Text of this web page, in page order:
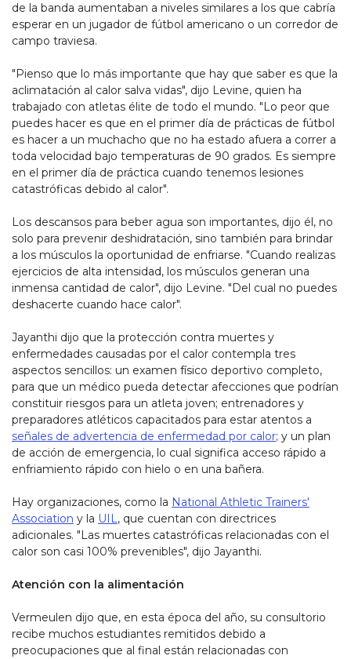
de la banda aumentaban a niveles similares a los que cabría
esperar en un jugador de fútbol americano o un corredor de
campo traviesa.
"Pienso que lo más importante que hay que saber es que la
aclimatación al calor salva vidas", dijo Levine, quien ha
trabajado con atletas élite de todo el mundo. "Lo peor que
puedes hacer es que en el primer día de prácticas de fútbol
es hacer a un muchacho que no ha estado afuera a correr a
toda velocidad bajo temperaturas de 90 grados. Es siempre
en el primer día de práctica cuando tenemos lesiones
catastróficas debido al calor".
Los descansos para beber agua son importantes, dijo él, no
solo para prevenir deshidratación, sino también para brindar
a los músculos la oportunidad de enfriarse. "Cuando realizas
ejercicios de alta intensidad, los músculos generan una
inmensa cantidad de calor", dijo Levine. "Del cual no puedes
deshacerte cuando hace calor".
Jayanthi dijo que la protección contra muertes y
enfermedades causadas por el calor contempla tres
aspectos sencillos: un examen físico deportivo completo,
para que un médico pueda detectar afecciones que podrían
constituir riesgos para un atleta joven; entrenadores y
preparadores atléticos capacitados para estar atentos a
señales de advertencia de enfermedad por calor; y un plan
de acción de emergencia, lo cual significa acceso rápido a
enfriamiento rápido con hielo o en una bañera.
Hay organizaciones, como la National Athletic Trainers'
Association y la UIL, que cuentan con directrices
adicionales. "Las muertes catastróficas relacionadas con el
calor son casi 100% prevenibles", dijo Jayanthi.
Atención con la alimentación
Vermeulen dijo que, en esta época del año, su consultorio
recibe muchos estudiantes remitidos debido a
preocupaciones que al final están relacionadas con